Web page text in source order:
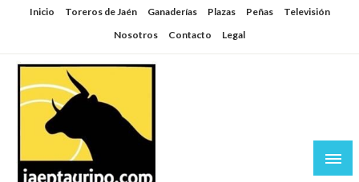
SaltarInicio Toreros de Jaén Ganaderías Plazas Peñas
Televisión
Nosotros
Contacto Legal